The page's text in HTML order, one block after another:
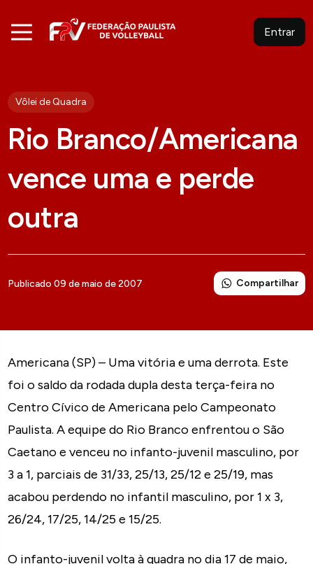
Entrar
Vôlei de Quadra
Rio Branco/Americana
vence uma e perde
outra
Publicado 09 de maio de 2007 Compartilhar
Americana (SP) – Uma vitória e uma derrota. Este
foi o saldo da rodada dupla desta terça-feira no
Centro Cívico de Americana pelo Campeonato
Paulista. A equipe do Rio Branco enfrentou o São
Caetano e venceu no infanto-juvenil masculino, por
3 a 1, parciais de 31/33, 25/13, 25/12 e 25/19, mas
acabou perdendo no infantil masculino, por 1 x 3,
26/24, 17/25, 14/25 e 15/25.
O infanto-juvenil volta à quadra no dia 17 de maio,